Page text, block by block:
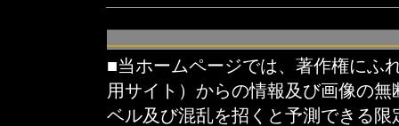
■当ホームページでは、著作権にふ
用サイト）からの情報及び画像の
ベル及び混乱を招くと予測できる